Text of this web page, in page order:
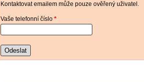
Kontaktovat emailem může pouze ověřený uživatel.
Vaše telefonní číslo *
Odeslat